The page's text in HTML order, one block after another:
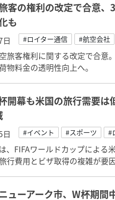
客の権利の改定で合意
も
#ロイター通信 #航空会社
旅客権利に関する改定で合意
物料金の透明性向上へ。
開幕も米国の旅行需要
#イベント #スポーツ #
、FIFAワールドカップによ
行費用とビザ取得の複雑が要因
ューアーク市、W杯期